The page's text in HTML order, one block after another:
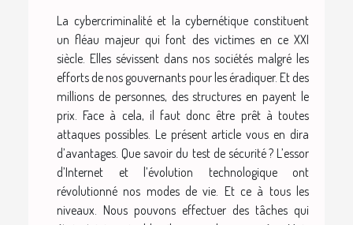
La cybercriminalité et la cybernétique constituent
un fléau majeur qui font des victimes en ce XXI
siècle. Elles sévissent dans nos sociétés malgré les
efforts de nos gouvernants pour les éradiquer. Et des
millions de personnes, des structures en payent le
prix. Face à cela, il faut donc être prêt à toutes
attaques possibles. Le présent article vous en dira
d’avantages. Que savoir du test de sécurité ? L’essor
d’Internet et l’évolution technologique ont
révolutionné nos modes de vie. Et ce à tous les
niveaux. Nous pouvons effectuer des tâches qui